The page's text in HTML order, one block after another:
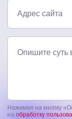
Адрес сайта
Опишите суть
Нажимая на кнопку
на обработку